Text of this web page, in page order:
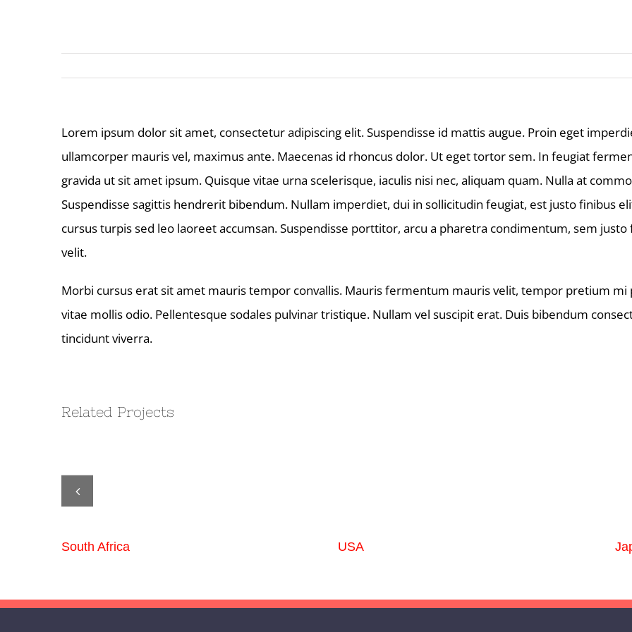
Lorem ipsum dolor sit amet, consectetur adipiscing elit. Suspendisse id mattis augue. Proin eget
ullamcorper mauris vel, maximus ante. Maecenas id rhoncus dolor. Ut eget tortor sem. In feugiat
gravida ut sit amet ipsum. Quisque vitae urna scelerisque, iaculis nisi nec, aliquam quam. Nulla at
Suspendisse sagittis hendrerit bibendum. Nullam imperdiet, dui in sollicitudin feugiat, est justo finibus
cursus turpis sed leo laoreet accumsan. Suspendisse porttitor, arcu a pharetra condimentum, sem
velit.
Morbi cursus erat sit amet mauris tempor convallis. Mauris fermentum mauris velit, tempor pretium
vitae mollis odio. Pellentesque sodales pulvinar tristique. Nullam vel suscipit erat. Duis bibendum
tincidunt viverra.
Related Projects
South Africa USA